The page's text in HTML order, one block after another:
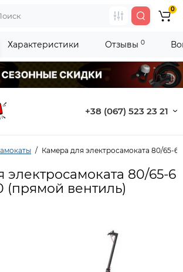
+38 (067) 523 23 21
0
Камера для электросамоката 80/65-6
электросамоката 80/65-6
(прямой вентиль)
Характеристики Отзывы 0